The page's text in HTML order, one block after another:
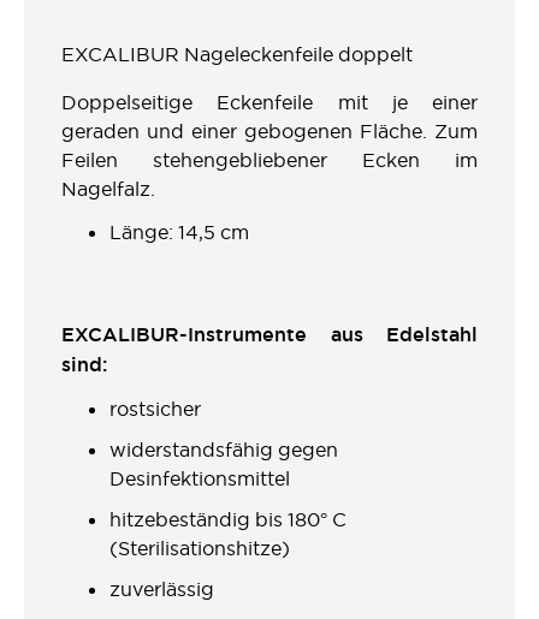
EXCALIBUR Nageleckenfeile doppelt
Doppelseitige Eckenfeile mit je einer
geraden und einer gebogenen Fläche. Zum
Feilen stehengebliebener Ecken im
Nagelfalz.
Länge: 14,5 cm
EXCALIBUR-Instrumente aus Edelstahl
sind:
rostsicher
widerstandsfähig gegen
Desinfektionsmittel
hitzebeständig bis 180° C
(Sterilisationshitze)
zuverlässig